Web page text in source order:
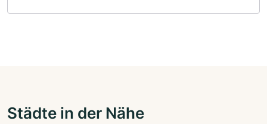
Städte in der Nähe